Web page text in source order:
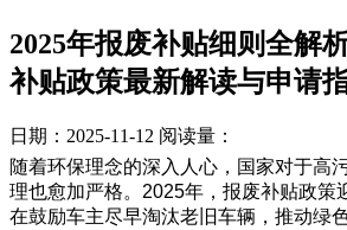
2025年报废补贴细则全解
补贴政策最新解读与申请
日期：2025-11-12 阅读量：
随着环保理念的深入人心，国家对于高
理也愈加严格。2025年，报废补贴政策
在鼓励车主尽早淘汰老旧车辆，推动绿